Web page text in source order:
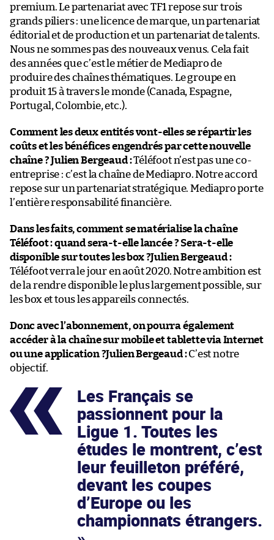
premium. Le partenariat avec TF1 repose sur trois
grands piliers : une licence de marque, un partenariat
éditorial et de production et un partenariat de talents.
Nous ne sommes pas des nouveaux venus. Cela fait
des années que c’est le métier de Mediapro de
produire des chaînes thématiques. Le groupe en
produit 15 à travers le monde (Canada, Espagne,
Portugal, Colombie, etc.).
Comment les deux entités vont-elles se répartir les
coûts et les bénéfices engendrés par cette nouvelle
chaîne ?Julien Bergeaud :Téléfoot n’est pas une co-
entreprise : c’est la chaîne de Mediapro. Notre accord
repose sur un partenariat stratégique. Mediapro porte
l’entière responsabilité financière.
Dans les faits, comment se matérialise la chaîne
Téléfoot : quand sera-t-elle lancée ? Sera-t-elle
disponible sur toutes les box ?Julien Bergeaud :
Téléfoot verra le jour en août 2020. Notre ambition est
de la rendre disponible le plus largement possible, sur
les box et tous les appareils connectés.
Donc avec l’abonnement, on pourra également
accéder à la chaîne sur mobile et tablette via Internet
ou une application ?Julien Bergeaud :C’est notre
objectif.
Les Français se
passionnent pour la
Ligue 1. Toutes les
études le montrent, c’est
leur feuilleton préféré,
devant les coupes
d’Europe ou les
championnats étrangers.